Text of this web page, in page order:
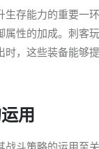
生存能力的重要一
性的加成。刺客
，这些装备能够
用
战斗策略的运用至